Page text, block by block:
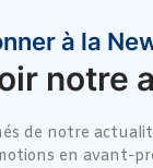
à la
notre
de notre
en avant-